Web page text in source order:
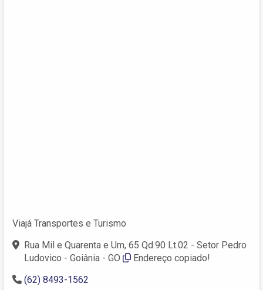
Viajá Transportes e Turismo
Rua Mil e Quarenta e Um, 65 Qd.90 Lt.02 - Setor Pedro
Ludovico - Goiânia - GO
Endereço copiado!
(62) 8493-1562